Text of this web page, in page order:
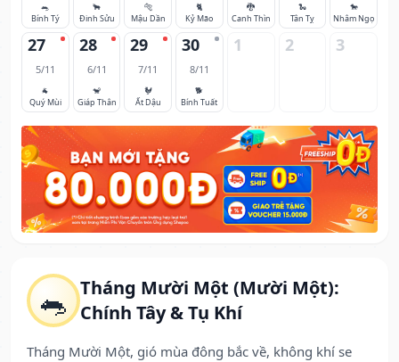
🐀 Tháng Mười Một (Mười Một):
Chính Tây & Tụ Khí
Tháng Mười Một, gió mùa đông bắc về, không khí se
🐀
Bính Tý
🐂
Đinh Sửu
🐅
Mậu Dần
🐈
Kỷ Mão
🐉
Canh Thìn
🐍
Tân Tỵ
🐎
Nhâm Ngọ
27
5/11
🐐
Quý Mùi
28
6/11
🐒
Giáp Thân
29
7/11
🐓
Ất Dậu
30
8/11
🐕
Bính Tuất
1 2 3